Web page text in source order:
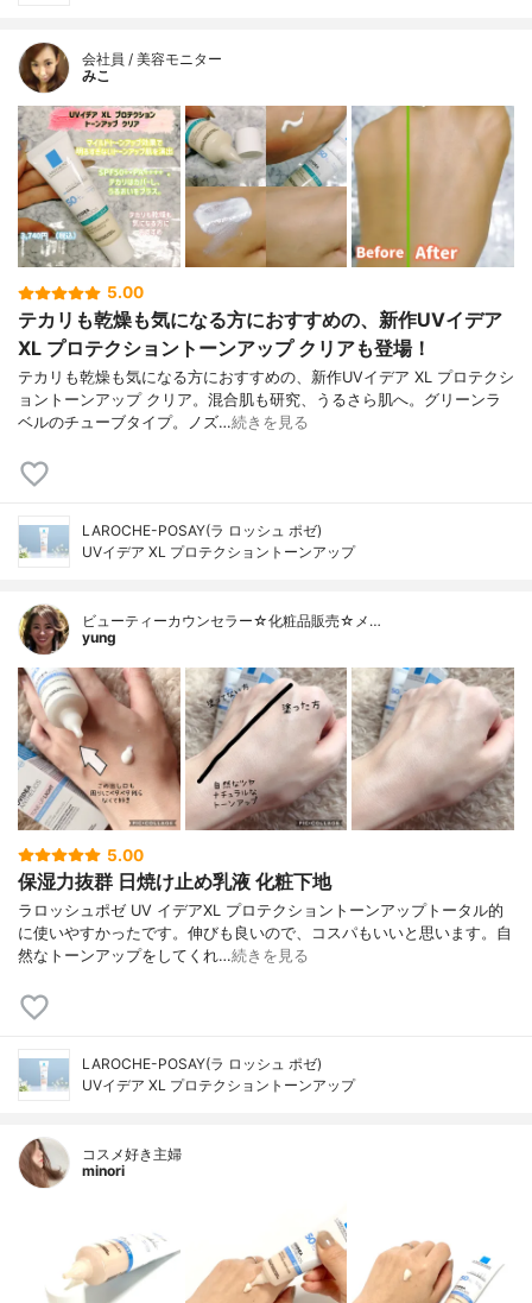
会社員 / 美容モニター
みこ
5.00
テカリも乾燥も気になる方におすすめの、新作UVイデア
XL プロテクショントーンアップ クリアも登場！
テカリも乾燥も気になる方におすすめの、新作UVイデア XL プロテクシ
ョントーンアップ クリア。混合肌も研究、うるさら肌へ。グリーンラ
ベルのチューブタイプ。ノズ…続きを見る
LAROCHE-POSAY(ラ ロッシュ ポゼ)
UVイデア XL プロテクショントーンアップ
ビューティーカウンセラー☆化粧品販売☆メ…
yung
5.00
保湿力抜群 日焼け止め乳液 化粧下地
ラロッシュポゼ UV イデアXL プロテクショントーンアップトータル的
に使いやすかったです。伸びも良いので、コスパもいいと思います。自
然なトーンアップをしてくれ…続きを見る
LAROCHE-POSAY(ラ ロッシュ ポゼ)
UVイデア XL プロテクショントーンアップ
コスメ好き主婦
minori